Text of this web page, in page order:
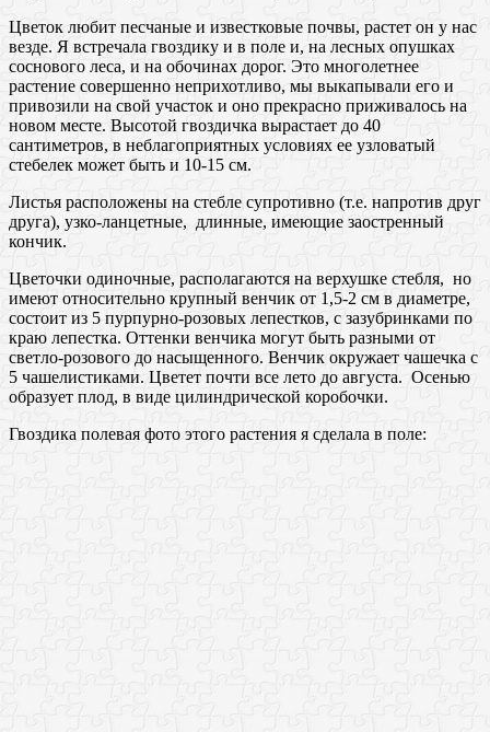
Цветок любит песчаные и известковые почвы, растет он у нас
везде. Я встречала гвоздику и в поле и, на лесных опушках
соснового леса, и на обочинах дорог. Это многолетнее
растение совершенно неприхотливо, мы выкапывали его и
привозили на свой участок и оно прекрасно приживалось на
новом месте. Высотой гвоздичка вырастает до 40
сантиметров, в неблагоприятных условиях ее узловатый
стебелек может быть и 10-15 см.
Листья расположены на стебле супротивно (т.е. напротив друг
друга), узко-ланцетные, длинные, имеющие заостренный
кончик.
Цветочки одиночные, располагаются на верхушке стебля, но
имеют относительно крупный венчик от 1,5-2 см в диаметре,
состоит из 5 пурпурно-розовых лепестков, с зазубринками по
краю лепестка. Оттенки венчика могут быть разными от
светло-розового до насыщенного. Венчик окружает чашечка с
5 чашелистиками. Цветет почти все лето до августа. Осенью
образует плод, в виде цилиндрической коробочки.
Гвоздика полевая фото этого растения я сделала в поле: